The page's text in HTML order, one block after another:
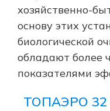
хозяйственно-
основу этих
биологической
обладают более
показателями
ТОПАЭРО 32